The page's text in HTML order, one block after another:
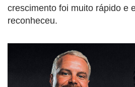
crescimento foi muito rápido e
reconheceu.